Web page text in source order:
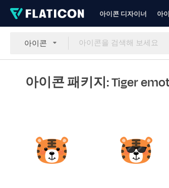
아이콘 디자이너 아
아이콘
아이콘 패키지: Tiger